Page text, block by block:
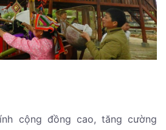
cộng đồng cao, tăng cường